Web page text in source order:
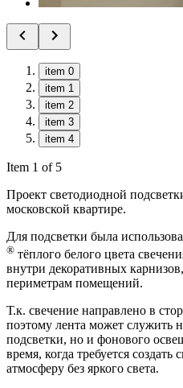
item 0
item 1
item 2
item 3
item 4
Item 1 of 5
Проект светодиодной
московской квартире.
Для подсветки была
® тёплого белого цвета
внутри декоративных
периметрам помещений.
Т.к. свечение направлено в
поэтому лента может служить
подсветки, но и фонового
время, когда требуется
атмосферу без яркого света.